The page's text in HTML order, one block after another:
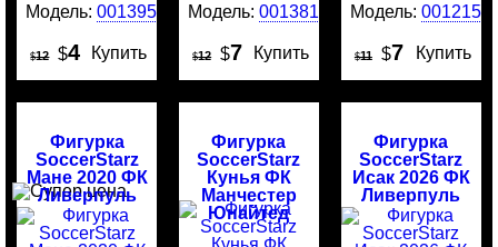
Модель:0013951
$12 $4 Купить
Модель:0013813
$12 $7 Купить
Модель: 0012159
$11 $7 Купить
Фигурка
SoccerStarz
Мане 2020 ФК
Ливерпуль
Фигурка
SoccerStarz
Кунья ФК
Манчестер
Юнайтед
Фигурка
SoccerStarz
Исак 2026 ФК
Ливерпуль